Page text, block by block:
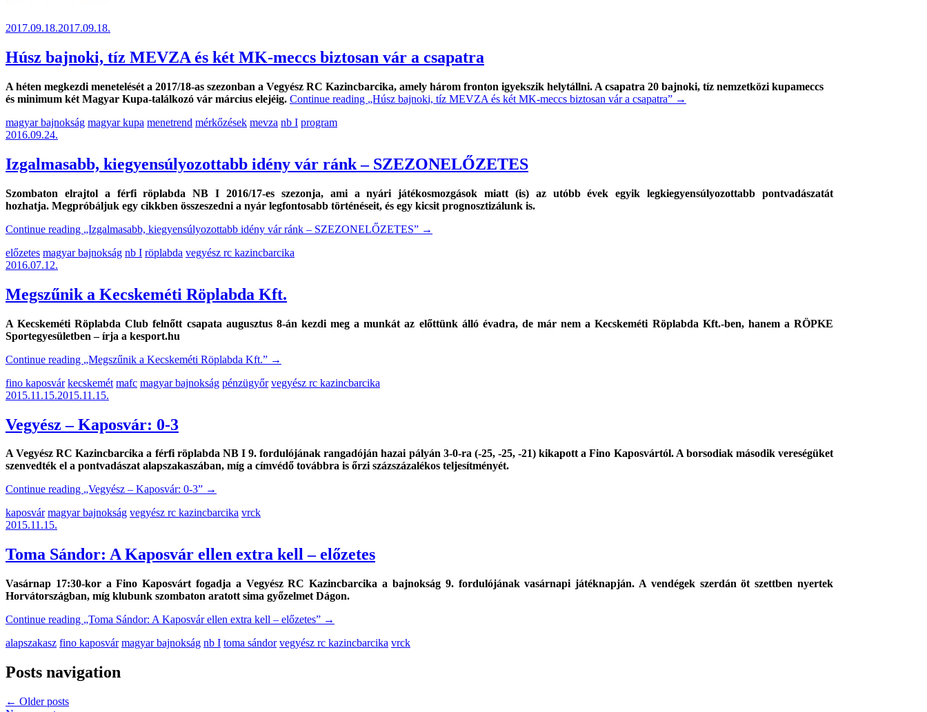
2017.09.18.2017.09.18.
Húsz bajnoki, tíz MEVZA és két MK-meccs biztosan vár a csapatra
A héten megkezdi menetelését a 2017/18-as szezonban a Vegyész RC Kazincbarcika, amely három fronton igyekszik helytállni. A csapatra 20 bajnoki, tíz nemzetközi kupameccs
és minimum két Magyar Kupa-találkozó vár március elejéig. Continue reading „Húsz bajnoki, tíz MEVZA és két MK-meccs biztosan vár a csapatra” →
magyar bajnokság magyar kupa menetrend mérkőzések mevza nb I program
2016.09.24.
Izgalmasabb, kiegyensúlyozottabb idény vár ránk – SZEZONELŐZETES
Szombaton elrajtol a férfi röplabda NB I 2016/17-es szezonja, ami a nyári játékosmozgások miatt (is) az utóbb évek egyik legkiegyensúlyozottabb pontvadászatát
hozhatja. Megpróbáljuk egy cikkben összeszedni a nyár legfontosabb történéseit, és egy kicsit prognosztizálunk is.
Continue reading „Izgalmasabb, kiegyensúlyozottabb idény vár ránk – SZEZONELŐZETES” →
előzetes magyar bajnokság nb I röplabda vegyész rc kazincbarcika
2016.07.12.
Megszűnik a Kecskeméti Röplabda Kft.
A Kecskeméti Röplabda Club felnőtt csapata augusztus 8-án kezdi meg a munkát az előttünk álló évadra, de már nem a Kecskeméti Röplabda Kft.-ben, hanem a RÖPKE
Sportegyesületben – írja a kesport.hu
Continue reading „Megszűnik a Kecskeméti Röplabda Kft.” →
fino kaposvár kecskemét mafc magyar bajnokság pénzügyőr vegyész rc kazincbarcika
2015.11.15.2015.11.15.
Vegyész – Kaposvár: 0-3
A Vegyész RC Kazincbarcika a férfi röplabda NB I 9. fordulójának rangadóján hazai pályán 3-0-ra (-25, -25, -21) kikapott a Fino Kaposvártól. A borsodiak második vereségüket
szenvedték el a pontvadászat alapszakaszában, míg a címvédő továbbra is őrzi százszázalékos teljesítményét.
Continue reading „Vegyész – Kaposvár: 0-3” →
kaposvár magyar bajnokság vegyész rc kazincbarcika vrck
2015.11.15.
Toma Sándor: A Kaposvár ellen extra kell – előzetes
Vasárnap 17:30-kor a Fino Kaposvárt fogadja a Vegyész RC Kazincbarcika a bajnokság 9. fordulójának vasárnapi játéknapján. A vendégek szerdán öt szettben nyertek
Horvátországban, míg klubunk szombaton aratott sima győzelmet Dágon.
Continue reading „Toma Sándor: A Kaposvár ellen extra kell – előzetes” →
alapszakasz fino kaposvár magyar bajnokság nb I toma sándor vegyész rc kazincbarcika vrck
Posts navigation
← Older posts